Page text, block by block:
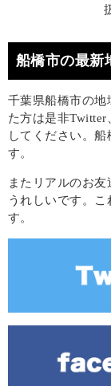
船橋市の最新
千葉県船橋市の地
た方は是非
してください。
す。
またリアルのお
うれしいです。
す。